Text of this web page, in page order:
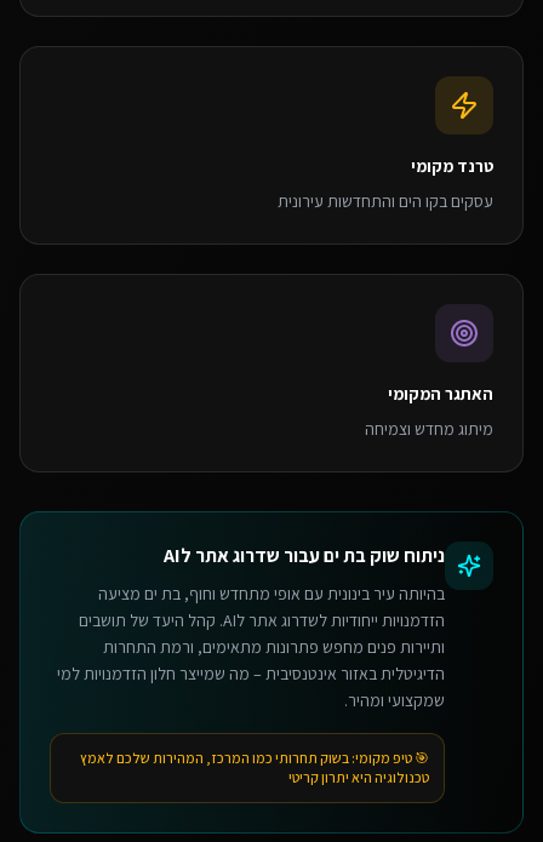
טרנד מקומי
עסקים בקו הים והתחדשות עירונית
האתגר המקומי
מיתוג מחדש וצמיחה
ניתוח שוקבת יםעבור שדרוג אתר לAI
בהיותה עיר בינונית עם אופי מתחדש וחוף, בת ים מציעה
הזדמנויות ייחודיות לשדרוג אתר לAI. קהל היעד של תושבים
ותיירות פנים מחפש פתרונות מתאימים, ורמת התחרות
הדיגיטלית באזור אינטנסיבית – מה שמייצר חלון הזדמנויות למי
שמקצועי ומהיר.
🎯 טיפ מקומי: בשוק תחרותי כמו המרכז, המהירות שלכם לאמץ
טכנולוגיה היא יתרון קריטי